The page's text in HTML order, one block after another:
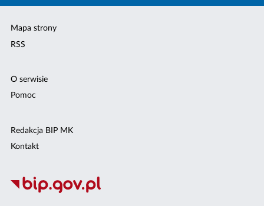
Mapa strony
RSS
O serwisie
Pomoc
Redakcja BIP MK
Kontakt